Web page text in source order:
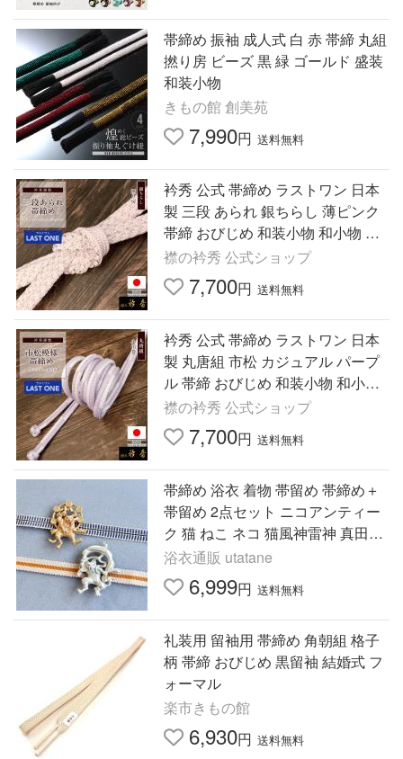
帯締め 振袖 成人式 白 赤 帯締 丸組
撚り房 ビーズ 黒 緑 ゴールド 盛装
和装小物
きもの館 創美苑
7,990円 送料無料
衿秀 公式 帯締め ラストワン 日本
製 三段 あられ 銀ちらし 薄ピンク
帯締 おびじめ 和装小物 和小物 え
りひで 襟の衿秀
襟の衿秀 公式ショップ
7,700円 送料無料
衿秀 公式 帯締め ラストワン 日本
製 丸唐組 市松 カジュアル パープ
ル 帯締 おびじめ 和装小物 和小物
えりひで 襟の衿秀
襟の衿秀 公式ショップ
7,700円 送料無料
帯締め 浴衣 着物 帯留め 帯締め＋
帯留め 2点セット ニコアンティー
ク 猫 ねこ ネコ 猫風神雷神 真田紐
四分紐 飾り紐 帯締り 帯飾り レト
ロ ●
浴衣通販 utatane
6,999円 送料無料
礼装用 留袖用 帯締め 角朝組 格子
柄 帯締 おびじめ 黒留袖 結婚式 フ
ォーマル
楽市きもの館
6,930円 送料無料